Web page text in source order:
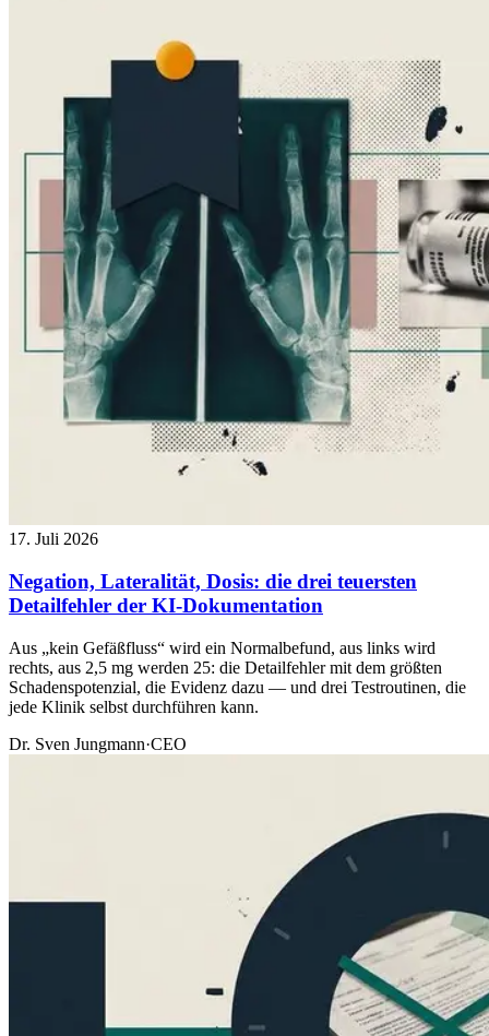
17. Juli 2026
Negation, Lateralität, Dosis: die drei teuersten
Detailfehler der KI-Dokumentation
Aus „kein Gefäßfluss“ wird ein Normalbefund, aus links wird
rechts, aus 2,5 mg werden 25: die Detailfehler mit dem größten
Schadenspotenzial, die Evidenz dazu — und drei Testroutinen, die
jede Klinik selbst durchführen kann.
Dr. Sven Jungmann·CEO